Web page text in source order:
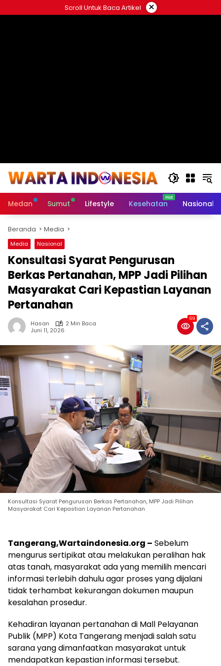
ke
Scroll Untuk Baca Artikel ×
Medan Sumut Lifestyle Kesehatan Nasional
Beranda Media
Media Nasional
Konsultasi Syarat Pengurusan
Berkas Pertanahan, MPP Jadi Pilihan
Masyarakat Cari Kepastian Layanan
Pertanahan
Hasan
2 Min Baca
Juni 11, 2026
69
Konsultasi Syarat Pengurusan Berkas Pertanahan, MPP Jadi Pilihan
Masyarakat Cari Kepastian Layanan Pertanahan
Tangerang,Wartaindonesia.org – Sebelum
mengurus sertipikat atau melakukan peralihan hak
atas tanah, masyarakat ada yang memilih mencari
informasi terlebih dahulu agar proses yang dijalani
tidak terhambat kekurangan dokumen maupun
kesalahan prosedur.
Kehadiran layanan pertanahan di Mall Pelayanan
Publik (MPP) Kota Tangerang menjadi salah satu
sarana yang dimanfaatkan masyarakat untuk
mendapatkan kepastian informasi tersebut.